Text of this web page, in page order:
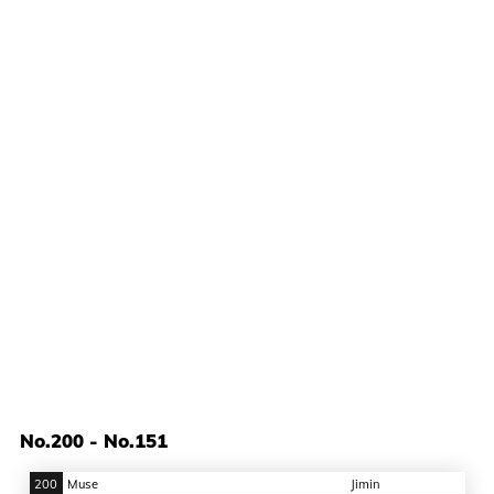
No.200 - No.151
200 Muse
Jimin